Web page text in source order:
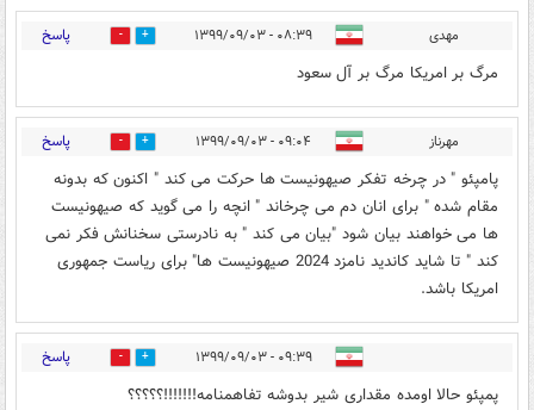
مهدی ۰۸:۳۹ - ۱۳۹۹/۰۹/۰۳ 5 پاسخ
مرگ بر امریکا مرگ بر آل سعود
مهرناز ۰۹:۰۴ - ۱۳۹۹/۰۹/۰۳ 6 پاسخ
پامپئو " در چرخه تفکر صیهونیست ها حرکت می کند " اکنون که بدونه
مقام شده " برای انان دم می چرخاند " انچه را می گوید که صیهونیست
ها می خواهند بیان شود "بیان می کند " به نادرستی سخنانش فکر نمی
کند " تا شاید کاندید نامزد 2024 صیهونیست ها" برای ریاست جمهوری
امریکا باشد.
۰۹:۳۹ - ۱۳۹۹/۰۹/۰۳ 5 پاسخ
پمپئو حالا اومده مقداری شیر بدوشه تفاهمنامه!!!!!!!؟؟؟؟؟